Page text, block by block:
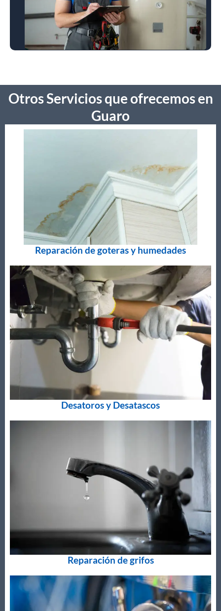
Otros Servicios que ofrecemos en
Guaro
Reparación de goteras y humedades
Desatoros y Desatascos
Reparación de grifos